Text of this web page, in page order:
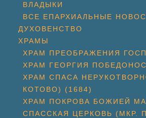
ВЛАДЫКИ
ВСЕ ЕПАРХИАЛЬНЫЕ
ДУХОВЕНСТВО
ХРАМЫ
ХРАМ ПРЕОБРАЖЕНИЯ
ХРАМ ГЕОРГИЯ
ХРАМ СПАСА
КОТОВО) (1684)
ХРАМ ПОКРОВА БОЖИЕЙ
СПАССКАЯ ЦЕРКОВЬ (МКР.